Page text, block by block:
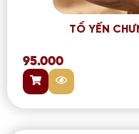
TỔ YẾN
95.000